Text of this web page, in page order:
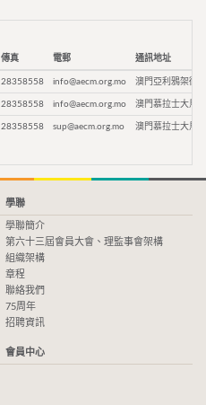
傳真 電郵 通訊地址
28358558 info@aecm.org.mo 澳門亞利鴉架街9
28358558 info@aecm.org.mo 澳門慕拉士大馬
28358558 sup@aecm.org.mo 澳門慕拉士大馬
學聯
學聯簡介
第六十三屆會員大會、理監事會架構
組織架構
章程
聯絡我們
75周年
招聘資訊
會員中心